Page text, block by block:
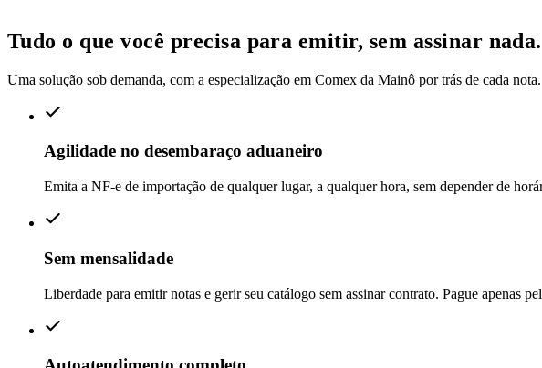
Tudo o que você precisa para emitir, sem assinar nada.
Uma solução sob demanda, com a especialização em Comex da Mainô por trás de cada nota.
Agilidade no desembaraço aduaneiro
Emita a NF-e de importação de qualquer lugar, a qualquer hora, sem depender de
Sem mensalidade
Liberdade para emitir notas e gerir seu catálogo sem assinar contrato. Pague apenas